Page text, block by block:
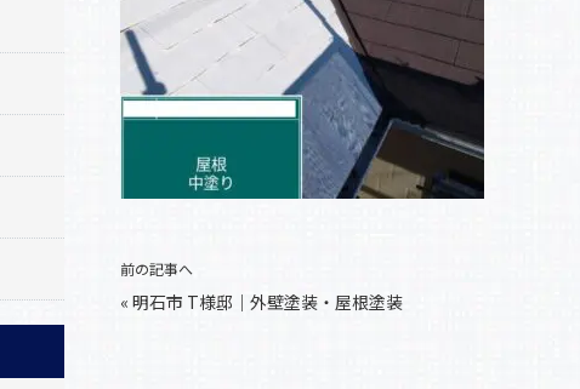
前の記事へ
« 明石市 T様邸｜外壁塗装・屋根塗装